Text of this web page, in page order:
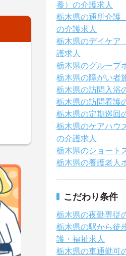
養）の介護求人
栃木県の通所介護
の介護求人
栃木県のデイケア
護求人
栃木県のグループ
栃木県の障がい者
栃木県の訪問入浴
栃木県の訪問看護
栃木県の定期巡回
栃木県のケアハウ
の介護求人
栃木県のショート
栃木県の養護老人
こだわり条件
栃木県の夜勤専従
栃木県の駅から徒
護・福祉求人
栃木県の車通勤可